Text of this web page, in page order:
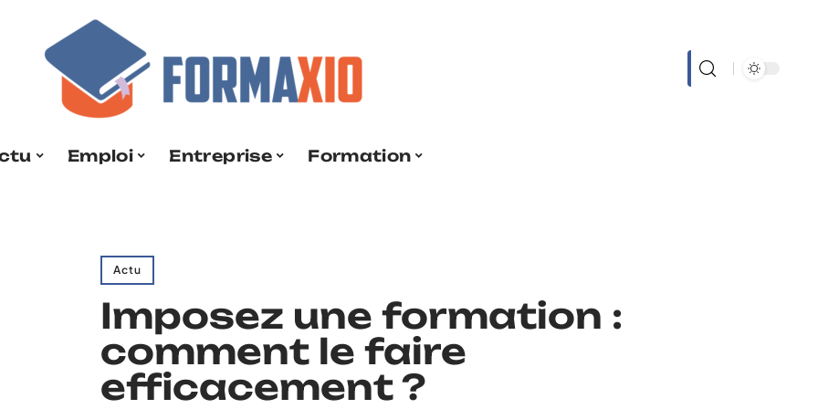
Emploi Entreprise Formation
Actu
Imposez une formation :
comment le faire
efficacement ?